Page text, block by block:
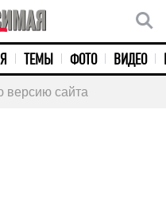
ТЕМЫ ФОТО ВИДЕО
версию сайта